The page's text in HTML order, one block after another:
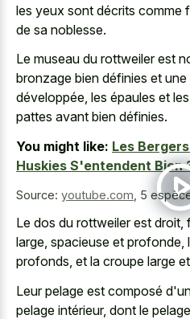
les yeux sont décrits comme
de sa noblesse.
Le museau du rottweiler est
bronzage bien définies et
développée, les épaules et
pattes avant bien définies.
You might like: Les
Huskies S'entendent Bien
Source: youtube.com 5
Le dos du rottweiler est droit,
large, spacieuse et
profonds, et la croupe large
Leur pelage est composé
pelage intérieur, dont le